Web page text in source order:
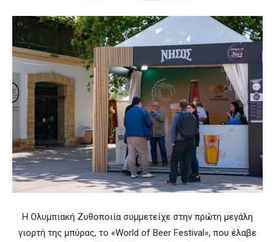
Η Ολυμπιακή Ζυθοποιία συμμετείχε στην πρώτη μεγάλη
γιορτή της μπύρας, το «World of Beer Festival», που έλαβε